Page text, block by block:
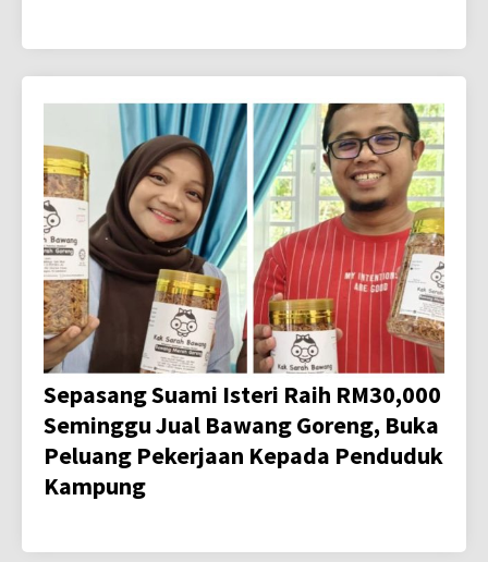
Sepasang Suami Isteri Raih RM30,000
Seminggu Jual Bawang Goreng, Buka
Peluang Pekerjaan Kepada Penduduk
Kampung